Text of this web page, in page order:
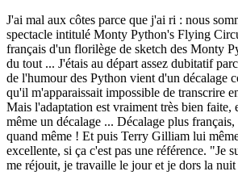
J'ai mal aux côtes parce que j'ai ri : nous
spectacle intitulé Monty Python's Flying
français d'un florilège de sketch des Monty
du tout ... J'étais au départ assez dubitatif
de l'humour des Python vient d'un décalage
qu'il m'apparaissait impossible de transcrire
Mais l'adaptation est vraiment très bien faite,
même un décalage ... Décalage plus
quand même ! Et puis Terry Gilliam lui
excellente, si ça c'est pas une référence. "Je
me réjouit, je travaille le jour et je dors la